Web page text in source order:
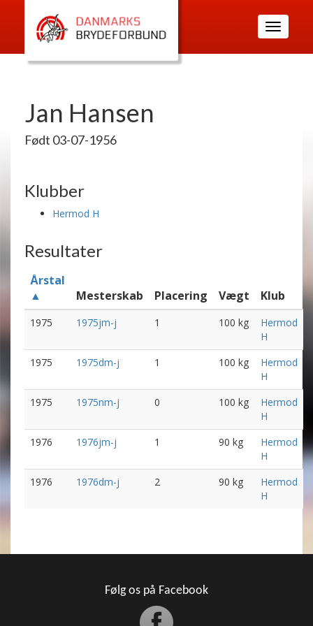
Toggle
navigation
Jan Hansen
Født 03-07-1956
Klubber
Hermod H
Resultater
Årstal
▲
Mesterskab Placering Vægt Klub
1975 1975jm-j 1 100 kg
Hermod
H
1975
1975dm-j 1 100 kg
Hermod
H
1975
1975nm-j 0 100 kg
Hermod
H
1976
1976jm-j 1 90 kg
Hermod
H
1976
1976dm-j 2 90 kg
Hermod
H
Følg os på Facebook